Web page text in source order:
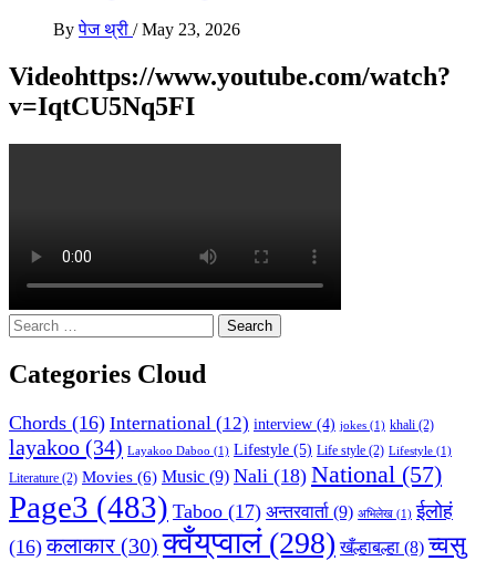
By पेज थ्री / May 23, 2026
Videohttps://www.youtube.com/watch?
v=IqtCU5Nq5FI
Search
for:
Categories Cloud
Chords (16) International (12) interview (4) jokes (1) khali (2)
layakoo (34) Layakoo Daboo (1) Lifestyle (5) Life style (2) Lifestyle (1)
Literature (2) Movies (6) Music (9) Nali (18) National (57)
Page3 (483) Taboo (17) अन्तरवार्ता (9) अभिलेख (1) ईलोहं
(16) कलाकार (30) क्वँय्‌प्वालं(298) खँल्हाबल्हा (8) च्वसु